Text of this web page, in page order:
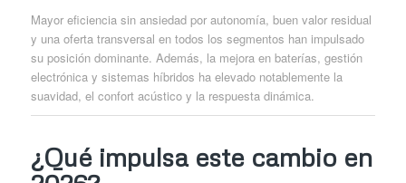
Mayor eficiencia sin ansiedad por autonomía, buen valor residual
y una oferta transversal en todos los segmentos han impulsado
su posición dominante. Además, la mejora en baterías, gestión
electrónica y sistemas híbridos ha elevado notablemente la
suavidad, el confort acústico y la respuesta dinámica.
¿Qué impulsa este cambio en